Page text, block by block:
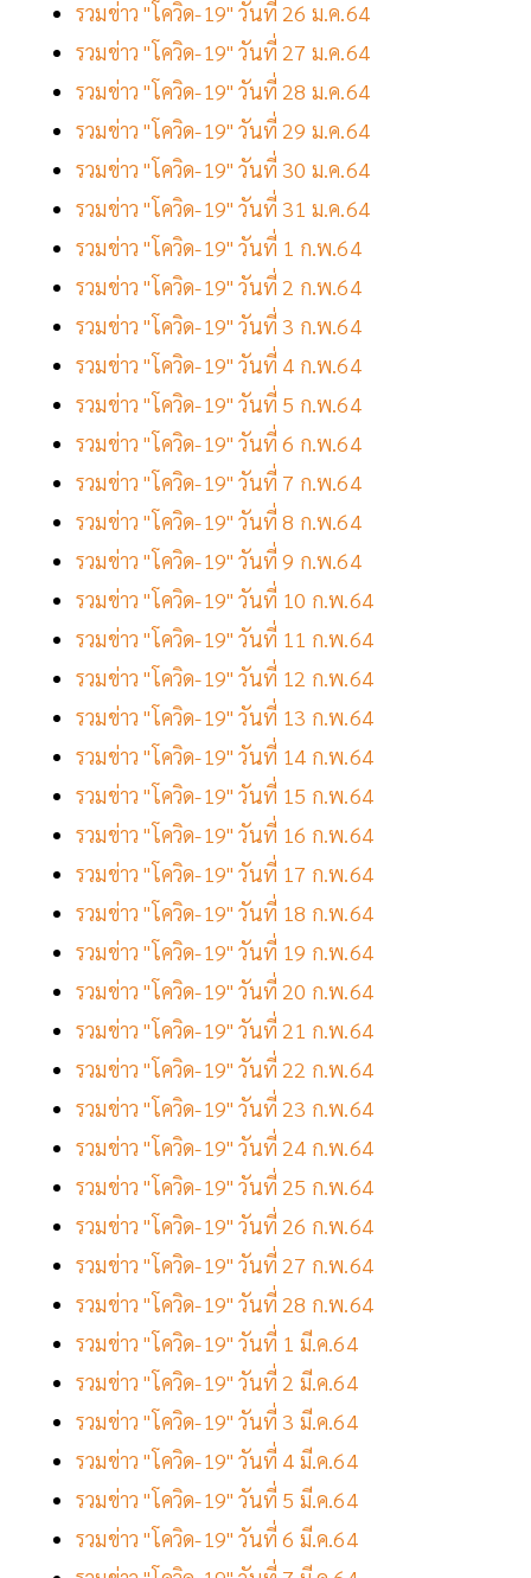
รวมข่าว "โควิด-19" วันที่ 26 ม.ค.64
รวมข่าว "โควิด-19" วันที่ 27 ม.ค.64
รวมข่าว "โควิด-19" วันที่ 28 ม.ค.64
รวมข่าว "โควิด-19" วันที่ 29 ม.ค.64
รวมข่าว "โควิด-19" วันที่ 30 ม.ค.64
รวมข่าว "โควิด-19" วันที่ 31 ม.ค.64
รวมข่าว "โควิด-19" วันที่ 1 ก.พ.64
รวมข่าว "โควิด-19" วันที่ 2 ก.พ.64
รวมข่าว "โควิด-19" วันที่ 3 ก.พ.64
รวมข่าว "โควิด-19" วันที่ 4 ก.พ.64
รวมข่าว "โควิด-19" วันที่ 5 ก.พ.64
รวมข่าว "โควิด-19" วันที่ 6 ก.พ.64
รวมข่าว "โควิด-19" วันที่ 7 ก.พ.64
รวมข่าว "โควิด-19" วันที่ 8 ก.พ.64
รวมข่าว "โควิด-19" วันที่ 9 ก.พ.64
รวมข่าว "โควิด-19" วันที่ 10 ก.พ.64
รวมข่าว "โควิด-19" วันที่ 11 ก.พ.64
รวมข่าว "โควิด-19" วันที่ 12 ก.พ.64
รวมข่าว "โควิด-19" วันที่ 13 ก.พ.64
รวมข่าว "โควิด-19" วันที่ 14 ก.พ.64
รวมข่าว "โควิด-19" วันที่ 15 ก.พ.64
รวมข่าว "โควิด-19" วันที่ 16 ก.พ.64
รวมข่าว "โควิด-19" วันที่ 17 ก.พ.64
รวมข่าว "โควิด-19" วันที่ 18 ก.พ.64
รวมข่าว "โควิด-19" วันที่ 19 ก.พ.64
รวมข่าว "โควิด-19" วันที่ 20 ก.พ.64
รวมข่าว "โควิด-19" วันที่ 21 ก.พ.64
รวมข่าว "โควิด-19" วันที่ 22 ก.พ.64
รวมข่าว "โควิด-19" วันที่ 23 ก.พ.64
รวมข่าว "โควิด-19" วันที่ 24 ก.พ.64
รวมข่าว "โควิด-19" วันที่ 25 ก.พ.64
รวมข่าว "โควิด-19" วันที่ 26 ก.พ.64
รวมข่าว "โควิด-19" วันที่ 27 ก.พ.64
รวมข่าว "โควิด-19" วันที่ 28 ก.พ.64
รวมข่าว "โควิด-19" วันที่ 1 มี.ค.64
รวมข่าว "โควิด-19" วันที่ 2 มี.ค.64
รวมข่าว "โควิด-19" วันที่ 3 มี.ค.64
รวมข่าว "โควิด-19" วันที่ 4 มี.ค.64
รวมข่าว "โควิด-19" วันที่ 5 มี.ค.64
รวมข่าว "โควิด-19" วันที่ 6 มี.ค.64